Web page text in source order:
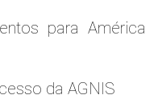
para América
da AGNIS